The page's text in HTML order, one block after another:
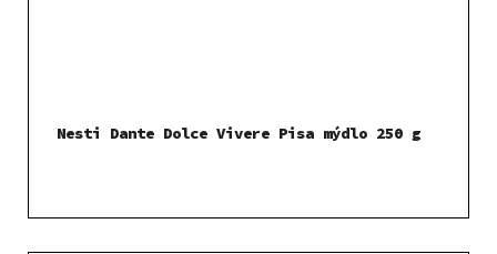
Nesti Dante Dolce Vivere Pisa mýdlo 250 g